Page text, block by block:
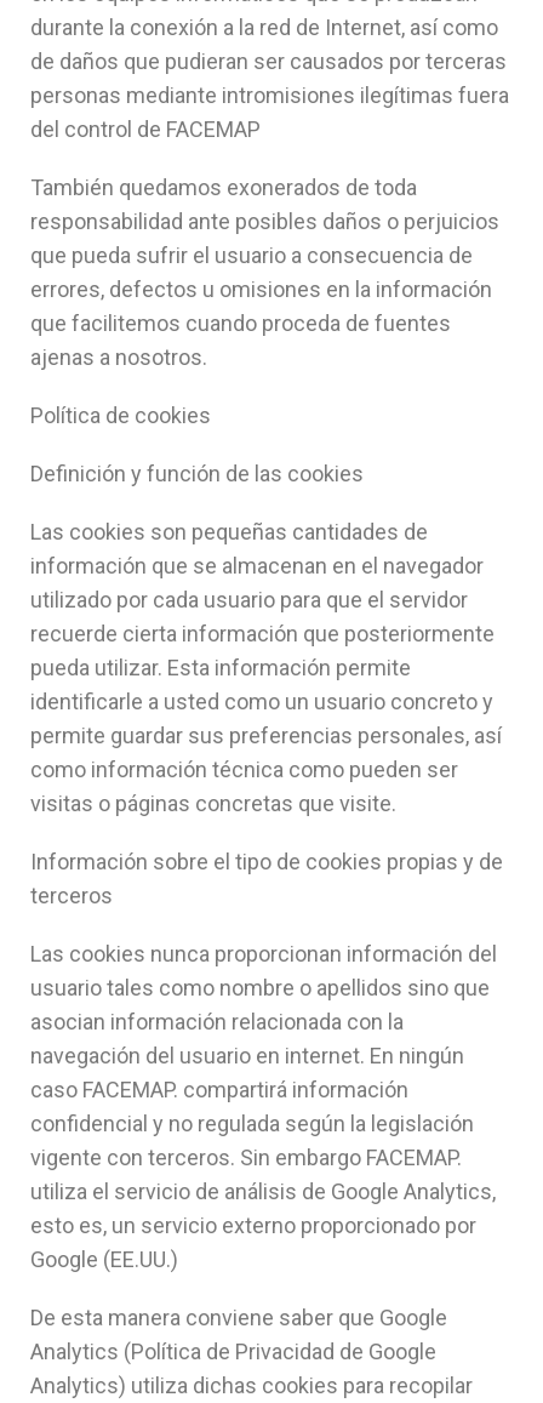
durante la conexión a la red de Internet, así como
de daños que pudieran ser causados por terceras
personas mediante intromisiones ilegítimas fuera
del control de FACEMAP
También quedamos exonerados de toda
responsabilidad ante posibles daños o perjuicios
que pueda sufrir el usuario a consecuencia de
errores, defectos u omisiones en la información
que facilitemos cuando proceda de fuentes
ajenas a nosotros.
Política de cookies
Definición y función de las cookies
Las cookies son pequeñas cantidades de
información que se almacenan en el navegador
utilizado por cada usuario para que el servidor
recuerde cierta información que posteriormente
pueda utilizar. Esta información permite
identificarle a usted como un usuario concreto y
permite guardar sus preferencias personales, así
como información técnica como pueden ser
visitas o páginas concretas que visite.
Información sobre el tipo de cookies propias y de
terceros
Las cookies nunca proporcionan información del
usuario tales como nombre o apellidos sino que
asocian información relacionada con la
navegación del usuario en internet. En ningún
caso FACEMAP. compartirá información
confidencial y no regulada según la legislación
vigente con terceros. Sin embargo FACEMAP.
utiliza el servicio de análisis de Google Analytics,
esto es, un servicio externo proporcionado por
Google (EE.UU.)
De esta manera conviene saber que Google
Analytics (Política de Privacidad de Google
Analytics) utiliza dichas cookies para recopilar